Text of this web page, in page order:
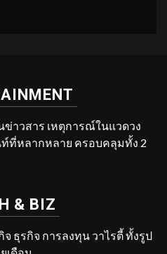
าวสาร เหตุการณ์ในแวดวง
ที่หลากหลาย ครอบคลุมทั้ง 2
& BIZ
ธุรกิจ การลงทุน วาไรตี้ ทั้งรูป